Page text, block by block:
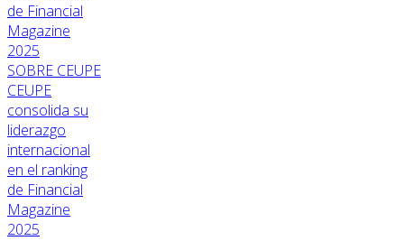
SOBRE CEUPE
CEUPE
consolida su
liderazgo
internacional
en el ranking
de Financial
Magazine
2025